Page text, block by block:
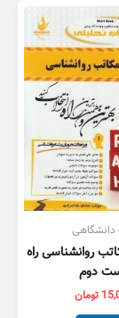
روانشناسی راه
دوم
تومان